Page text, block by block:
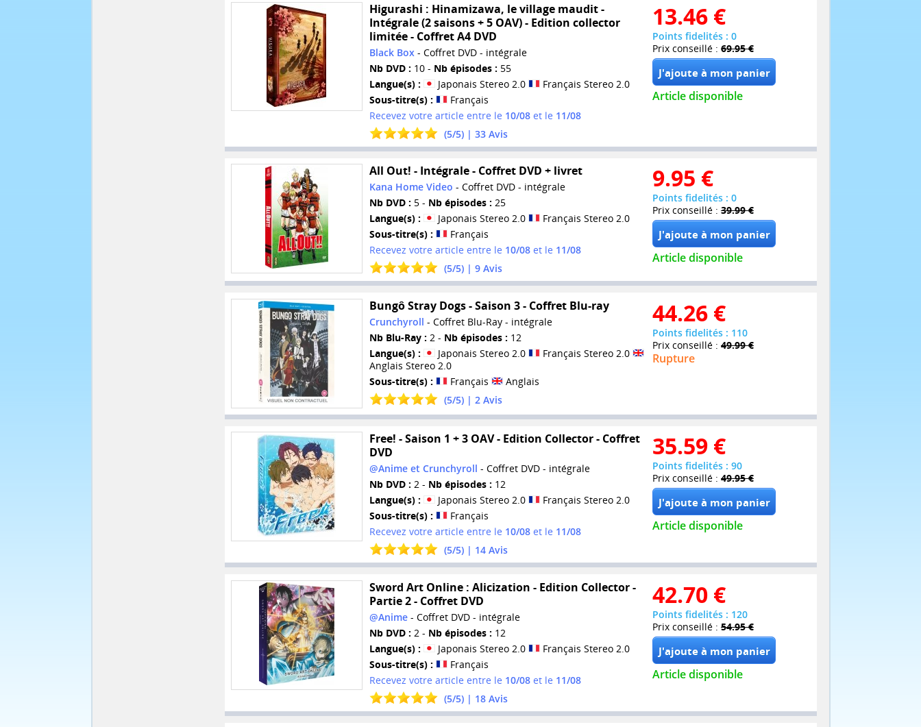
Higurashi : Hinamizawa, le village maudit -
Intégrale (2 saisons + 5 OAV) - Edition collector
limitée - Coffret A4 DVD
Black Box - Coffret DVD - intégrale
Nb DVD : 10 - Nb épisodes : 55
Langue(s) :
Japonais Stereo 2.0
Français Stereo 2.0
Sous-titre(s) :
Français
Recevez votre article entre le 10/08et le 11/08
(5/5) | 33Avis
13.46 €
Points fidelités : 0
Prix conseillé : 69.95 €
Article disponible
All Out! - Intégrale - Coffret DVD + livret
Kana Home Video - Coffret DVD - intégrale
Nb DVD : 5 - Nb épisodes : 25
Langue(s) :
Japonais Stereo 2.0
Français Stereo 2.0
Sous-titre(s) :
Français
Recevez votre article entre le 10/08et le 11/08
(5/5) | 9Avis
9.95 €
Points fidelités : 0
Prix conseillé : 39.99 €
Article disponible
Bungô Stray Dogs - Saison 3 - Coffret Blu-ray
Crunchyroll - Coffret Blu-Ray - intégrale
Nb Blu-Ray : 2 - Nb épisodes : 12
Langue(s) :
Japonais Stereo 2.0
Français Stereo 2.0
Anglais Stereo 2.0
Sous-titre(s) :
Français
Anglais
(5/5) | 2Avis
44.26 €
Points fidelités : 110
Prix conseillé : 49.99 €
Rupture
Free! - Saison 1 + 3 OAV - Edition Collector - Coffret
DVD
@Anime et Crunchyroll - Coffret DVD - intégrale
Nb DVD : 2 - Nb épisodes : 12
Langue(s) :
Japonais Stereo 2.0
Français Stereo 2.0
Sous-titre(s) :
Français
Recevez votre article entre le 10/08et le 11/08
(5/5) | 14Avis
35.59 €
Points fidelités : 90
Prix conseillé : 49.95 €
Article disponible
Sword Art Online : Alicization - Edition Collector -
Partie 2 - Coffret DVD
@Anime- Coffret DVD - intégrale
Nb DVD : 2 - Nb épisodes : 12
Langue(s) :
Japonais Stereo 2.0
Français Stereo 2.0
Sous-titre(s) :
Français
Recevez votre article entre le 10/08et le 11/08
(5/5) | 18Avis
42.70 €
Points fidelités : 120
Prix conseillé : 54.95 €
Article disponible